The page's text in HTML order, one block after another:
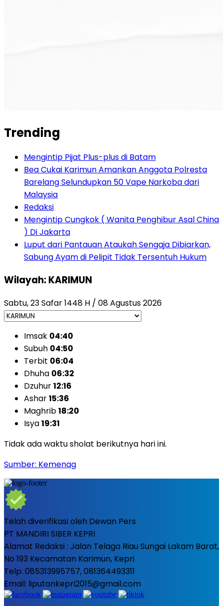
Trending
Mengintip Pijat Plus-plus di Batam
Bea Cukai Karimun Amankan Anggota Polresta
Barelang Selundupkan 50 Vape Narkoba dari
Malaysia
Redaksi
Mengintip Cungkok ( Wanita Penghibur Asal China
) Di Jakarta
Luput dari Pantauan Ataukah Sengaja Dibiarkan,
Sabung Ayam di Pelipit Tidak Tersentuh Hukum
Wilayah: KARIMUN
Sabtu, 23 Safar 1448 H / 08 Agustus 2026
Imsak 04:40
Subuh 04:50
Terbit 06:04
Dhuha 06:32
Dzuhur12:16
Ashar15:36
Maghrib18:20
Isya19:31
Tidak ada waktu sholat berikutnya hari ini.
Sumber: Kemenag
Telah diverifikasi oleh Dewan Pers
PT MANDIRI SIBER KEPRI
Alamat Redaksi : Jalan Telaga Riau Sungai Lakam Barat,
No 193 Kecamatan Karimun, Kepri
Telp: 085313995757, 081364493311
Email: liputankepri2015@gmail.com